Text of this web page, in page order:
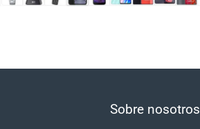
Sobre nosotros